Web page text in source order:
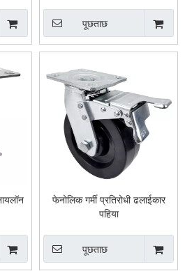
पूछताछ
फेनोलिक गर्मी प्रतिरोधी ढलाईकार
पहिया
पूछताछ